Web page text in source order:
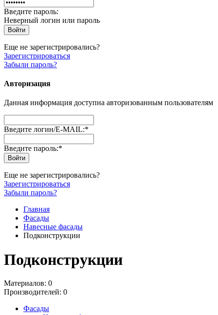
Введите пароль:
Неверный логин или пароль
Еще не зарегистрировались?
Зарегистрироваться
Забыли пароль?
Авторизация
Данная информация доступна авторизованным пользователям
Введите логин/E-MAIL:*
Введите пароль:*
Еще не зарегистрировались?
Зарегистрироваться
Забыли пароль?
Главная
Фасады
Навесные фасады
Подконструкции
Подконструкции
Материалов: 0
Производителей: 0
Фасады